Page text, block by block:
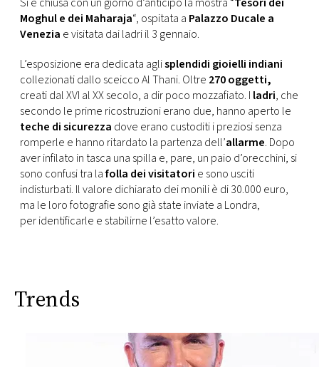
Moghul e dei Maharaja“, ospitata a Palazzo Ducale a
Venezia e visitata dai ladri il 3 gennaio.
L’esposizione era dedicata aglisplendidi gioielli indiani
collezionati dallo sceicco Al Thani. Oltre 270 oggetti,
creati dal XVI al XX secolo, a dir poco mozzafiato. I ladri, che
secondo le prime ricostruzioni erano due, hanno aperto le
teche di sicurezza dove erano custoditi i preziosi senza
romperle e hanno ritardato la partenza dell’allarme. Dopo
aver infilato in tasca una spilla e, pare, un paio d’orecchini, si
sono confusi tra lafolla dei visitatori e sono usciti
indisturbati. Il valore dichiarato dei monili è di 30.000 euro,
ma le loro fotografie sono già state inviate a Londra,
per identificarle e stabilirne l’esatto valore.
Trends